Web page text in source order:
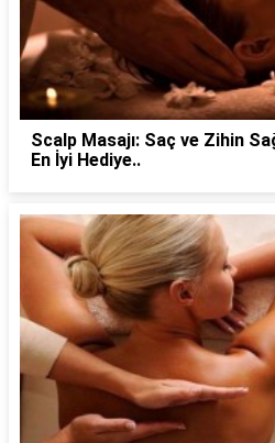
Scalp Masajı: Saç ve Zihin
En İyi Hediye..